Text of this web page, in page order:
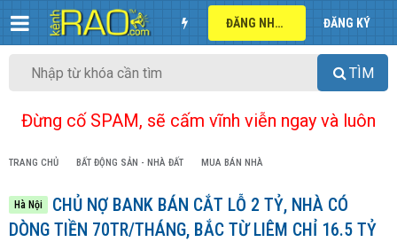
ĐĂNG NHẬP ĐĂNG KÝ
TÌM
Đừng cố SPAM, sẽ cấm vĩnh viễn ngay và luôn
TRANG CHỦ BẤT ĐỘNG SẢN - NHÀ ĐẤT MUA BÁN NHÀ
Hà Nội
CHỦ NỢ BANK BÁN CẮT LỖ 2 TỶ, NHÀ CÓ
DÒNG TIỀN 70TR/THÁNG, BẮC TỪ LIÊM CHỈ 16.5 TỶ